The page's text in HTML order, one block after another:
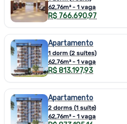
62,76m² - 1 vaga
R$ 766.690,97
Apartamento
1 dorm (2 suítes)
62,76m² - 1 vaga
R$ 813.197,93
Apartamento
2 dorms (1 suíte)
62,76m² - 1 vaga